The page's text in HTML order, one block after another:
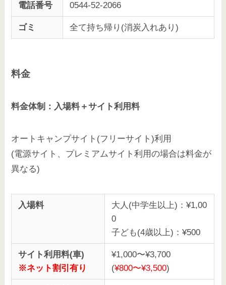
電話番号 0544-52-2066
ゴミ 全て持ち帰り(消炭入れあり)
料金
料金体制：入場料＋サイト利用料
オートキャンプサイト(フリーサイト)利用
(電源サイト、プレミアムサイト利用の場合は料金が
異なる)
入場料
大人(中学生以上)：¥1,00
0
子ども(4歳以上)：¥500
サイト利用料(車)
※ネット割引有り
¥1,000〜¥3,700
(¥800〜¥3,500)